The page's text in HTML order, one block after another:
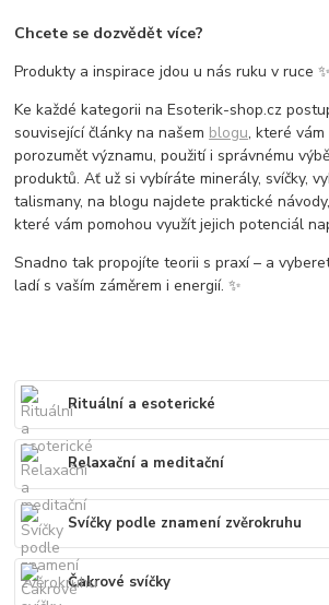
Chcete se dozvědět více?
Produkty a inspirace jdou u nás ruku v ruce ✨
Ke každé kategorii na Esoterik-shop.cz
související články na našem blogu, které
porozumět významu, použití i správnému
produktů. Ať už si vybíráte minerály, svíčky,
talismany, na blogu najdete praktické
které vám pomohou využít jejich potenciál
Snadno tak propojíte teorii s praxí – a
ladí s vaším záměrem i energií. ✨
Rituální a esoterické
Relaxační a meditační
Svíčky podle znamení zvěrokruhu
Čakrové svíčky